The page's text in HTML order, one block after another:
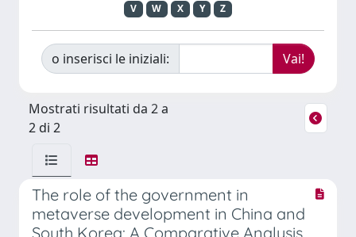
V
W X Y Z
o inserisci le iniziali:
Mostrati risultati da 2 a
2 di 2
The role of the government in
metaverse development in China and
South Korea: A Comparative Analysis